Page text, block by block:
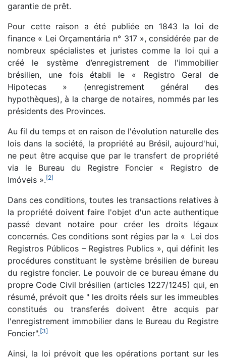
garantie de prêt.
Pour cette raison a été publiée en 1843 la loi de
finance « Lei Orçamentária n° 317 », considérée par de
nombreux spécialistes et juristes comme la loi qui a
créé le système d’enregistrement de l'immobilier
brésilien, une fois établi le « Registro Geral de
Hipotecas » (enregistrement général des
hypothèques), à la charge de notaires, nommés par les
présidents des Provinces.
Au fil du temps et en raison de l'évolution naturelle des
lois dans la société, la propriété au Brésil, aujourd'hui,
ne peut être acquise que par le transfert de propriété
via le Bureau du Registre Foncier « Registro de
Imóveis ».[2]
Dans ces conditions, toutes les transactions relatives à
la propriété doivent faire l'objet d'un acte authentique
passé devant notaire pour créer les droits légaux
concernés. Ces conditions sont régies par la « Lei dos
Registros Públicos – Registres Publics », qui définit les
procédures constituant le système brésilien de bureau
du registre foncier. Le pouvoir de ce bureau émane du
propre Code Civil brésilien (articles 1227/1245) qui, en
résumé, prévoit que " les droits réels sur les immeubles
constitués ou transferés doivent être acquis par
l'enregistrement immobilier dans le Bureau du Registre
Foncier".[3]
Ainsi, la loi prévoit que les opérations portant sur les